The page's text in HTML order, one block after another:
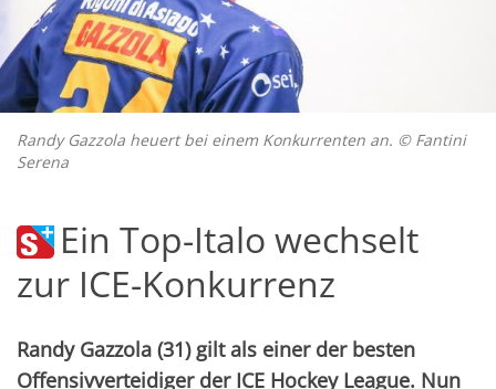
Randy Gazzola heuert bei einem Konkurrenten an. © Fantini
Serena
Ein Top-Italo wechselt
zur ICE-Konkurrenz
Randy Gazzola (31) gilt als einer der besten
Offensivverteidiger der ICE Hockey League. Nun